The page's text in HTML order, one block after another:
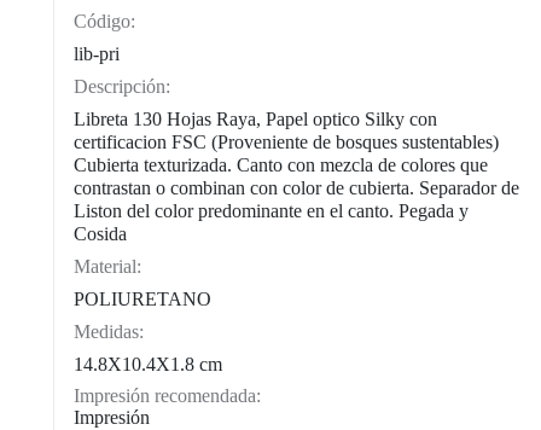
Código:
lib-pri
Descripción:
Libreta 130 Hojas Raya, Papel optico Silky con
certificacion FSC (Proveniente de bosques sustentables)
Cubierta texturizada. Canto con mezcla de colores que
contrastan o combinan con color de cubierta. Separador de
Liston del color predominante en el canto. Pegada y
Cosida
Material:
POLIURETANO
Medidas:
14.8X10.4X1.8 cm
Impresión recomendada:
Impresión